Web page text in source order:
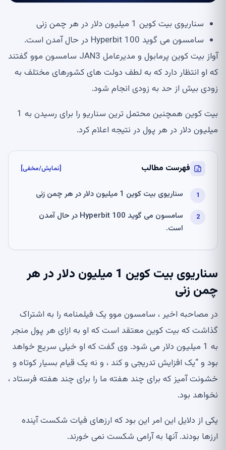
سناریوی بیت کوین 1 میلیون دلار در هر چمن زنی
سامسون می گوید Hyperbit 100 در حال آمدن است.
آواز بیت کوین پرمابول و مدیرعامل JAN3 سامسون موو گفتند
که او انتظار دارد که به لطف دولت های کشورهای مختلف به
زودی بیش از حد به زودی انجام شود.
بیت کوین همچنین محتمل ترین سناریو را برای رسیدن به 1
میلیون دلار در هر پول در نتیجه اعلام کرد.
فهرست مطالب [نمایش/مخفی]
سناریوی بیت کوین 1 میلیون دلار در هر چمن زنی
سامسون می گوید Hyperbit 100 در حال آمدن
است.
سناریوی بیت کوین 1 میلیون دلار در هر
چمن زنی
در مصاحبه اخیر ، سامسون موو یک فیلمنامه را به اشتراک
گذاشت که بیت کوین معتقد است که او به ازای هر پول منجر
به 1 میلیون دلار می شود. وی گفت که او خیلی سریع خواهد
بود و “یک افزایش تدریجی و کند ، و نه یک قیام بسیار کوتاه و
خشونت آمیز که برای چند هفته ما را برای چند هفته فرستاد ،
نخواهد بود.
یکی از دلایل این امر این بود که ارزهای فیات شکست آینده
ارزها بودند. آنها به آرامی شکست نمی خورند.